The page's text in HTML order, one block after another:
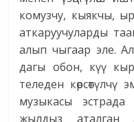
комузчу, кыякчы,
аткаруучуларды
алып чыгаар эле.
дагы обон, күү
теледен
музыкасы эстрада
жылдыз аталган